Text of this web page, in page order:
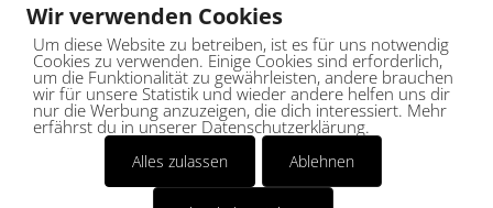
Wir verwenden Cookies
Um diese Website zu betreiben, ist es für uns notwendig
Cookies zu verwenden. Einige Cookies sind erforderlich,
um die Funktionalität zu gewährleisten, andere brauchen
wir für unsere Statistik und wieder andere helfen uns dir
nur die Werbung anzuzeigen, die dich interessiert. Mehr
erfährst du in unserer Datenschutzerklärung.
Alles zulassen Ablehnen